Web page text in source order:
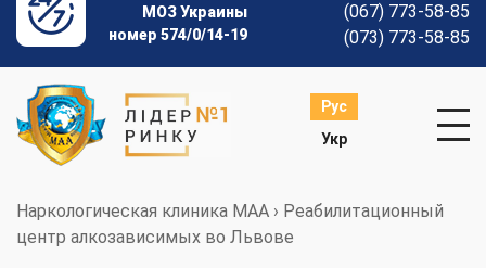
МОЗ Украины
номер 574/0/14-19
(067) 773-58-85
(073) 773-58-85
Рус
Укр
Наркологическая клиника МАА › Реабилитационный
центр алкозависимых во Львове